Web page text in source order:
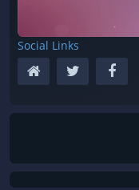
Social Links